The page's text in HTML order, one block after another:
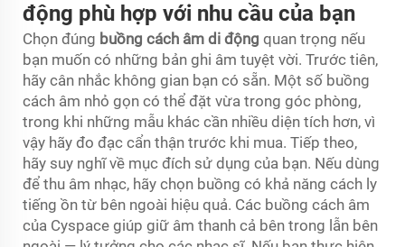
động phù hợp với nhu cầu của bạn
Chọn đúng buồng cách âm di động quan trọng nếu
bạn muốn có những bản ghi âm tuyệt vời. Trước tiên,
hãy cân nhắc không gian bạn có sẵn. Một số buồng
cách âm nhỏ gọn có thể đặt vừa trong góc phòng,
trong khi những mẫu khác cần nhiều diện tích hơn, vì
vậy hãy đo đạc cẩn thận trước khi mua. Tiếp theo,
hãy suy nghĩ về mục đích sử dụng của bạn. Nếu dùng
để thu âm nhạc, hãy chọn buồng có khả năng cách ly
tiếng ồn từ bên ngoài hiệu quả. Các buồng cách âm
của Cyspace giúp giữ âm thanh cả bên trong lẫn bên